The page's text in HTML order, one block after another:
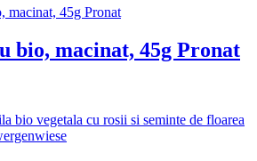
bio, macinat, 45g Pronat